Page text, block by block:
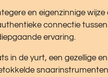
en eigenzinnige wijze
connectie
ervaring.
in de yurt, een gezellige